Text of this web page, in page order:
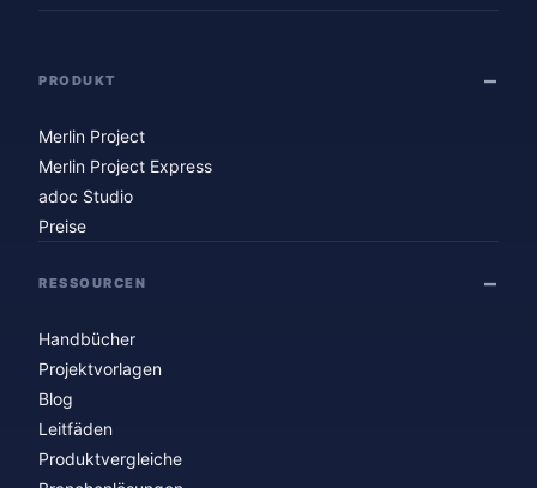
PRODUKT
Merlin Project
Merlin Project Express
adoc Studio
Preise
RESSOURCEN
Handbücher
Projektvorlagen
Blog
Leitfäden
Produktvergleiche